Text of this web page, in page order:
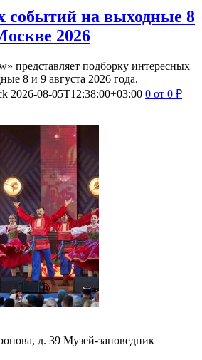
событий на выходные 8
2026
представляет подборку интересных
8 и 9 августа 2026 года.
2026-08-05T12:38:00+03:00 0 от 0 ₽
д. 39 Музей-заповедник